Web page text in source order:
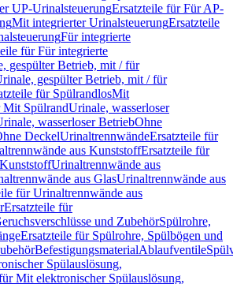
UP-UrinalsteuerungErsatzteile für Für AP-
Mit integrierter UrinalsteuerungErsatzteile
Für integrierte
für Für integrierte
gespülter Betrieb, mit / für
gespülter Betrieb, mit / für
für SpülrandlosMit
Mit SpülrandUrinale, wasserloser
wasserloser BetriebOhne
DeckelUrinaltrennwändeErsatzteile für
aus KunststoffErsatzteile für
Urinaltrennwände aus
aus GlasUrinaltrennwände aus
für Urinaltrennwände aus
Ersatzteile für
und ZubehörSpülrohre,
Ersatzteile für Spülrohre, Spülbögen und
BefestigungsmaterialAblaufventile
Spülauslösung,
Mit elektronischer Spülauslösung,